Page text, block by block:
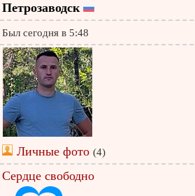
Петрозаводск
Был сегодня в 5:48
Личные фото (4)
Сердце свободно